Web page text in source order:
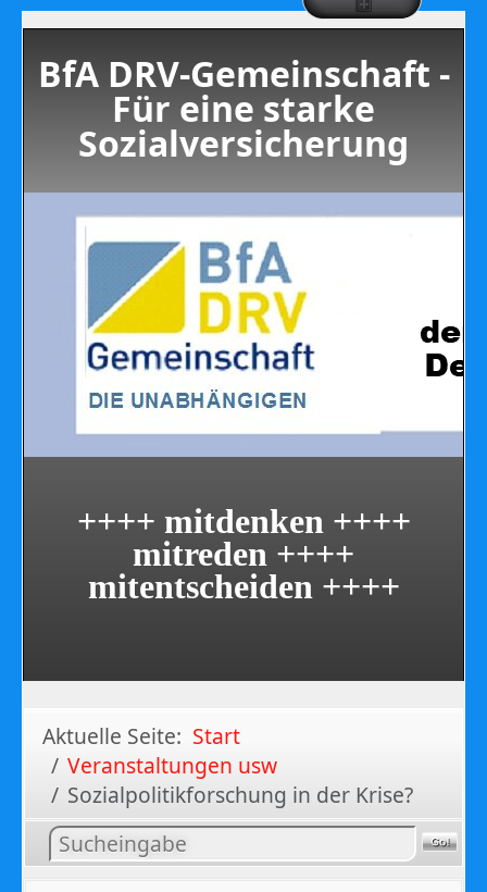
BfA DRV-Gemeinschaft -
Für eine starke
Sozialversicherung
++++ mitdenken ++++
mitreden ++++
mitentscheiden ++++
Aktuelle Seite: Start
Veranstaltungen usw
Sozialpolitikforschung in der Krise?
Inhalt
suchen